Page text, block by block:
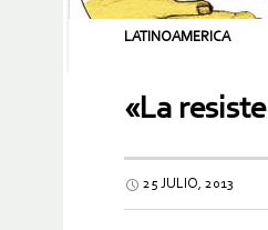
LATINOAMERICA
«La
25 JULIO, 2013